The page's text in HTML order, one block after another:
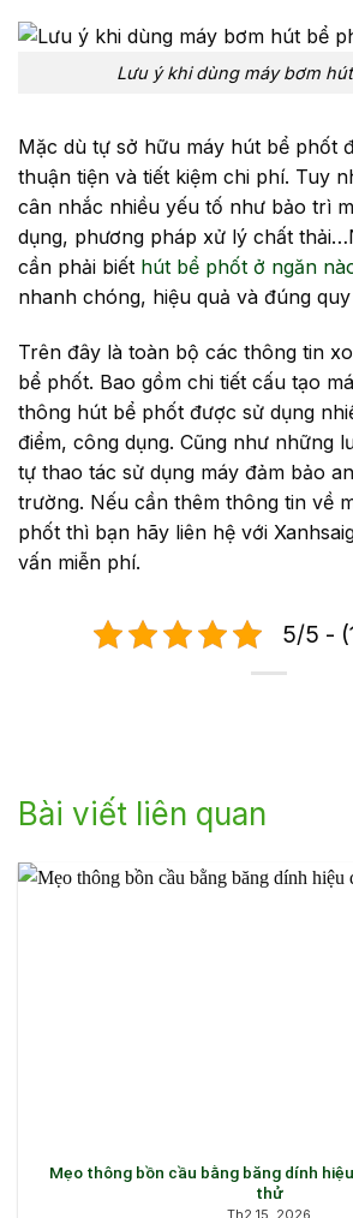
Lưu ý khi dùng máy bơm
Mặc dù tự sở hữu máy hút bể phốt
thuận tiện và tiết kiệm chi phí. Tuy
cân nhắc nhiều yếu tố như bảo trì
dụng, phương pháp xử lý chất
cần phải biết hút bể phốt ở ngăn
nhanh chóng, hiệu quả và đúng
Trên đây là toàn bộ các thông tin
bể phốt. Bao gồm chi tiết cấu tạo
thông hút bể phốt được sử dụng
điểm, công dụng. Cũng như những
tự thao tác sử dụng máy đảm bảo
trường. Nếu cần thêm thông tin về
phốt thì bạn hãy liên hệ với
vấn miễn phí.
5/5 -
Bài viết liên quan
Mẹo thông bồn cầu bằng băng dính
thử